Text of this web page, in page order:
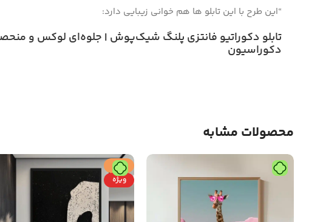
“این طرح با این تابلو ها هم خوانی زیبایی دارد:
تابلو دکوراتیو فانتزی پلنگ شیک‌پوش | جلوه‌ای لوکس و
دکوراسیون
محصولات مشابه
حراج
ویژه